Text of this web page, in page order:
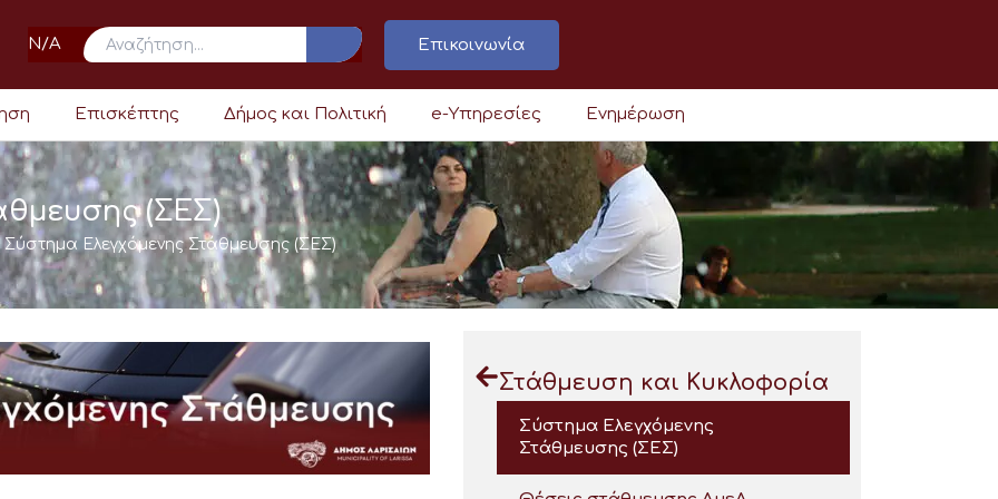
N/A Επικοινωνία
Επισκέπτης Δήμος και Πολιτική e-Υπηρεσίες Ενημέρωση
(ΣΕΣ)
Σύστημα Ελεγχόμενης Στάθμευσης (ΣΕΣ)
Στάθμευση και Κυκλοφορία
Σύστημα Ελεγχόμενης
Στάθμευσης (ΣΕΣ)